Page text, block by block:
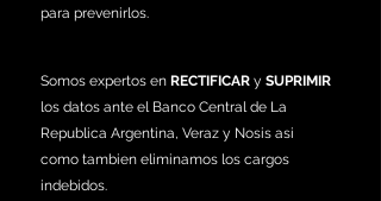
para prevenirlos.
Somos expertos en RECTIFICAR y SUPRIMIR
los datos ante el Banco Central de La
Republica Argentina, Veraz y Nosis asi
como tambien eliminamos los cargos
indebidos.